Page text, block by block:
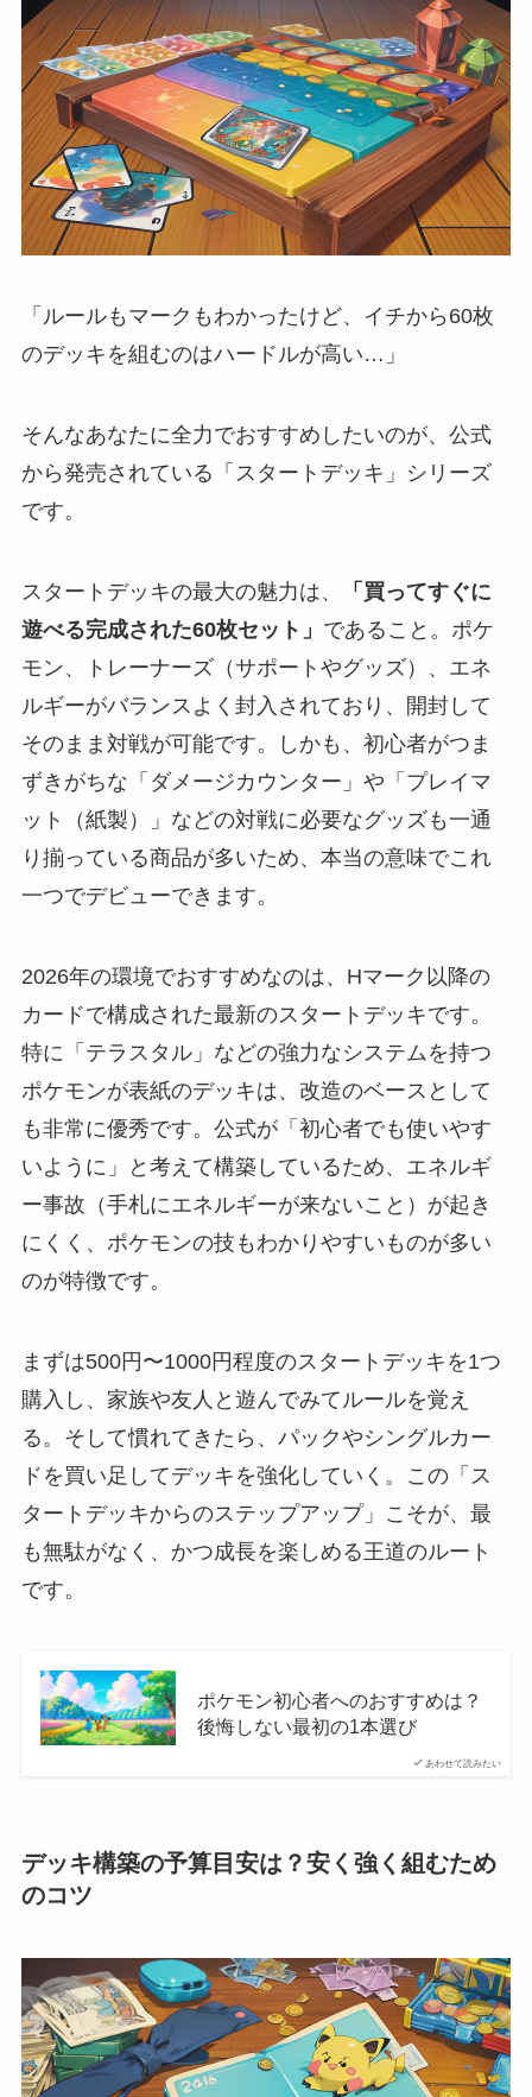
「ルールもマークもわかったけど、イチから60枚
のデッキを組むのはハードルが高い…」
そんなあなたに全力でおすすめしたいのが、公式
から発売されている「スタートデッキ」シリーズ
です。
スタートデッキの最大の魅力は、
「買ってすぐに
遊べる完成された60枚セット」 であること。ポケ
モン、トレーナーズ（サポートやグッズ）、エネ
ルギーがバランスよく封入されており、開封して
そのまま対戦が可能です。しかも、初心者がつま
ずきがちな「ダメージカウンター」や「プレイマ
ット（紙製）」などの対戦に必要なグッズも一通
り揃っている商品が多いため、本当の意味でこれ
一つでデビューできます。
2026年の環境でおすすめなのは、Hマーク以降の
カードで構成された最新のスタートデッキです。
特に「テラスタル」などの強力なシステムを持つ
ポケモンが表紙のデッキは、改造のベースとして
も非常に優秀です。公式が「初心者でも使いやす
いように」と考えて構築しているため、エネルギ
ー事故（手札にエネルギーが来ないこと）が起き
にくく、ポケモンの技もわかりやすいものが多い
のが特徴です。
まずは500円〜1000円程度のスタートデッキを1つ
購入し、家族や友人と遊んでみてルールを覚え
る。そして慣れてきたら、パックやシングルカー
ドを買い足してデッキを強化していく。この「ス
タートデッキからのステップアップ」こそが、最
も無駄がなく、かつ成長を楽しめる王道のルート
です。
あわせて読みたい
ポケモン初心者へのおすすめは？
後悔しない最初の1本選び
デッキ構築の予算目安は？安く強く組むため
のコツ